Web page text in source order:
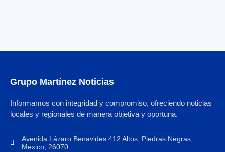
Grupo Martínez Noticias
Informamos con integridad y compromiso, ofreciendo noticias
locales y regionales de manera objetiva y oportuna.
Avenida Lázaro Benavides 412 Altos, Piedras Negras,
Mexico, 26070